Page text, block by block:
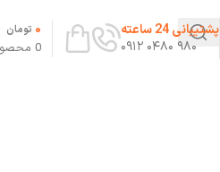
پشتیبانی 24 ساعته
۹۸۰ ۰۴۸۰ ۰۹۱۲
0
0 تومان